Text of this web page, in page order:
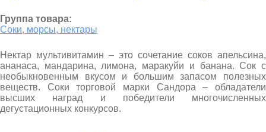
Группа товара:
Соки, морсы, нектары
Нектар мультивитамин – это сочетание соков апельсина,
ананаса, мандарина, лимона, маракуйи и банана. Сок с
необыкновенным вкусом и большим запасом полезных
веществ. Соки торговой марки Сандора – обладатели
высших наград и победители многочисленных
дегустационных конкурсов.